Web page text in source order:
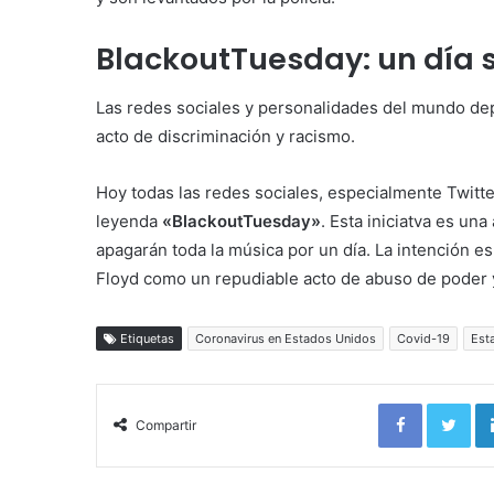
BlackoutTuesday: un día
Las redes sociales y personalidades del mundo
acto de discriminación y racismo.
Hoy todas las redes sociales, especialmente
leyenda «BlackoutTuesday». Esta iniciatva es
apagarán toda la música por un día. La intención
Floyd como un repudiable acto de abuso de poder
Etiquetas Coronavirus en Estados Unidos Covid-19
Compartir
Facebook